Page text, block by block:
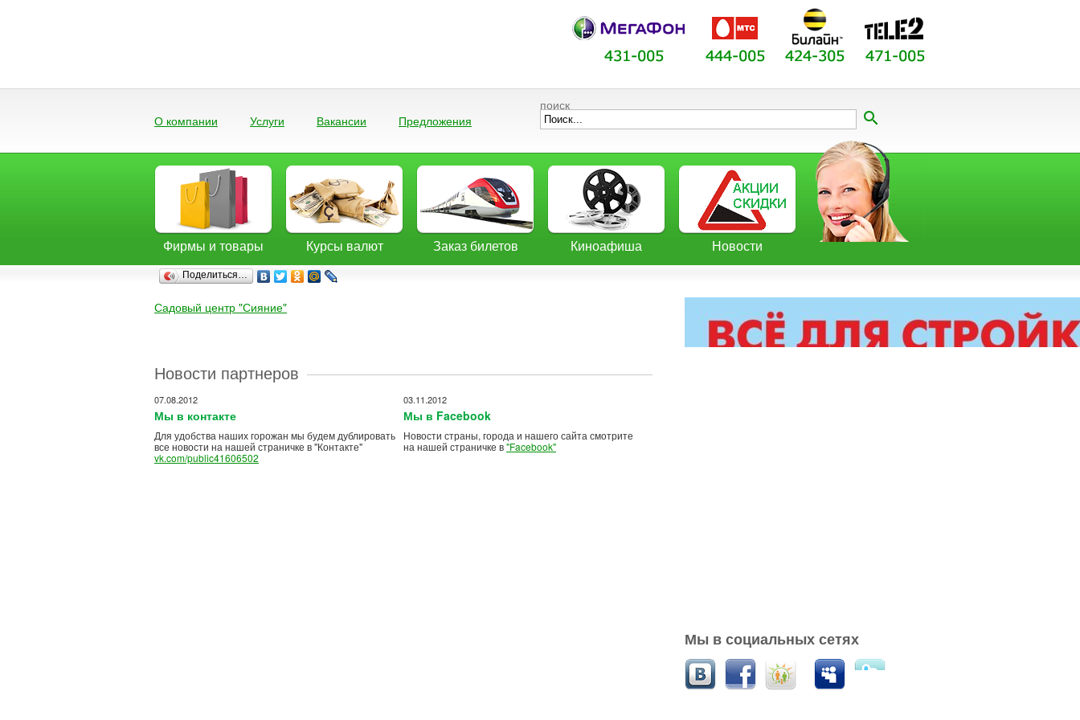
О компании Услуги Вакансии Предложения
поиск
Фирмы и товары Курсы валют Заказ билетов Киноафиша Новости
Поделиться…
Садовый центр "Сияние"
Новости партнеров
07.08.2012
Мы в контакте
Для удобства наших горожан мы будем дублировать
все новости на нашей страничке в "Контакте"
vk.com/public41606502
03.11.2012
Мы в Facebook
Новости страны, города и нашего сайта смотрите
на нашей страничке в"Facebook"
Мы в социальных сетях